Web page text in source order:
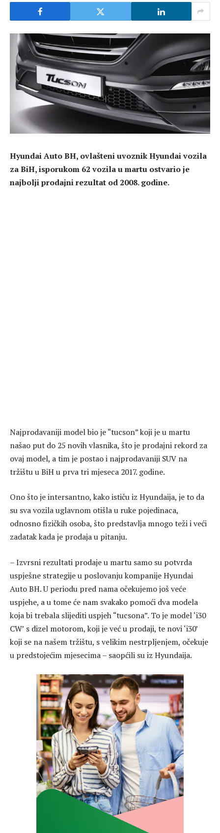
Hyundai Auto BH, ovlašteni uvoznik Hyundai vozila
za BiH, isporukom 62 vozila u martu ostvario je
najbolji prodajni rezultat od 2008. godine.
Najprodavaniji model bio je “tucson” koji je u martu
našao put do 25 novih vlasnika, što je prodajni rekord za
ovaj model, a tim je postao i najprodavaniji SUV na
tržištu u BiH u prva tri mjeseca 2017. godine.
Ono što je intersantno, kako ističu iz Hyundaija, je to da
su sva vozila uglavnom otišla u ruke pojedinaca,
odnosno fizičkih osoba, što predstavlja mnogo teži i veći
zadatak kada je prodaja u pitanju.
– Izvrsni rezultati prodaje u martu samo su potvrda
uspješne strategije u poslovanju kompanije Hyundai
Auto BH. U periodu pred nama očekujemo još veće
uspjehe, a u tome će nam svakako pomoći dva modela
koja bi trebala slijediti uspjeh “tucsona”. To je model ‘i30
CW’ s dizel motorom, koji je već u prodaji, te novi ‘i30’
koji se na našem tržištu, s velikim nestrpljenjem, očekuje
u predstojećim mjesecima – saopćili su iz Hyundaija.